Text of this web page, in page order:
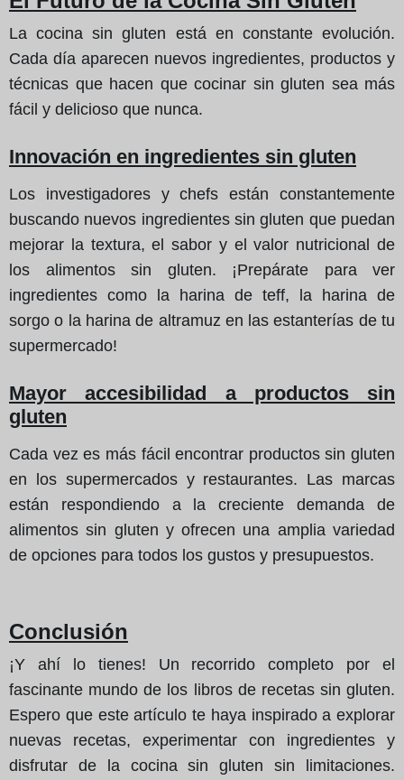
La cocina sin gluten está en constante evolución.
Cada día aparecen nuevos ingredientes, productos y
técnicas que hacen que cocinar sin gluten sea más
fácil y delicioso que nunca.
Innovación en ingredientes sin gluten
Los investigadores y chefs están constantemente
buscando nuevos ingredientes sin gluten que puedan
mejorar la textura, el sabor y el valor nutricional de
los alimentos sin gluten. ¡Prepárate para ver
ingredientes como la harina de teff, la harina de
sorgo o la harina de altramuz en las estanterías de tu
supermercado!
Mayor accesibilidad a productos sin
gluten
Cada vez es más fácil encontrar productos sin gluten
en los supermercados y restaurantes. Las marcas
están respondiendo a la creciente demanda de
alimentos sin gluten y ofrecen una amplia variedad
de opciones para todos los gustos y presupuestos.
Conclusión
¡Y ahí lo tienes! Un recorrido completo por el
fascinante mundo de los libros de recetas sin gluten.
Espero que este artículo te haya inspirado a explorar
nuevas recetas, experimentar con ingredientes y
disfrutar de la cocina sin gluten sin limitaciones.